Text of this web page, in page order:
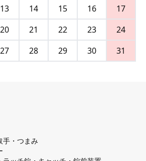
13 14 15 16
17
20 21 22 23
24
27 28 29 30 31
手・つまみ